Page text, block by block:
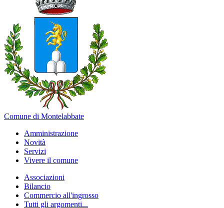
Comune di Montelabbate
Amministrazione
Novità
Servizi
Vivere il comune
Associazioni
Bilancio
Commercio all'ingrosso
Tutti gli argomenti...